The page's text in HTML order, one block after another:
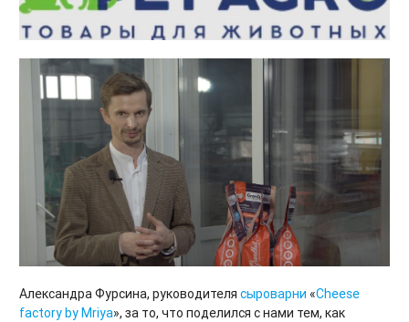
Александра Фурсина, руководителя сыроварни «Cheese
factory by Mriya», за то, что поделился с нами тем, как